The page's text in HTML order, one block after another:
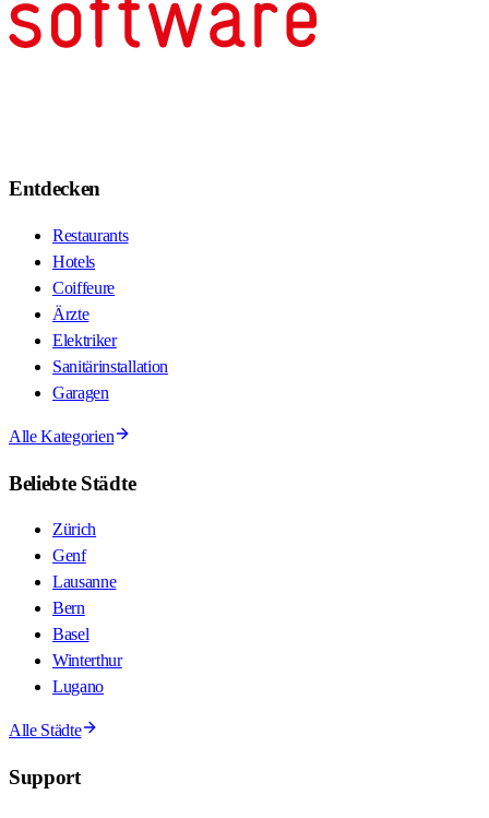
Entdecken
Restaurants
Hotels
Coiffeure
Ärzte
Elektriker
Sanitärinstallation
Garagen
Alle Kategorien
Beliebte Städte
Zürich
Genf
Lausanne
Bern
Basel
Winterthur
Lugano
Alle Städte
Support